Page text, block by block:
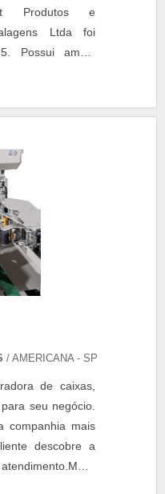
Produtos e
Ltda foi
Possui amplo
na área de
embalagens. O
e internacional,
e e....
/ AMERICANA - SP
de caixas,
seu negócio.
companhia mais
descobre a
SOBRE